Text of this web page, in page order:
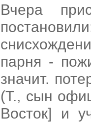
Вчера
парня -
значит.
(Т., сын
Восток] и